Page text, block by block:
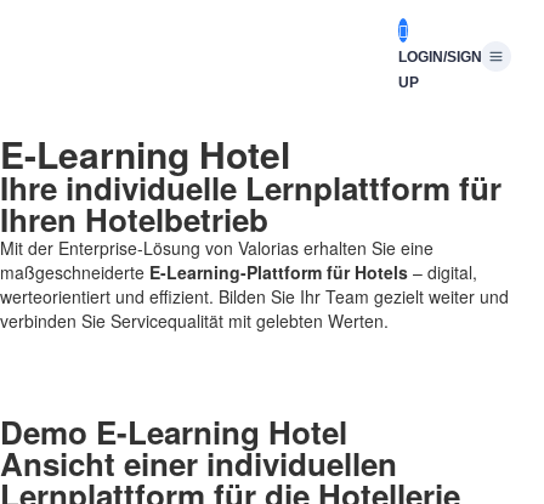
LOGIN/SIGN
UP
E-Learning Hotel
Ihre individuelle Lernplattform für
Ihren Hotelbetrieb
Mit der Enterprise-Lösung von Valorias erhalten Sie eine
maßgeschneiderte E-Learning-Plattform für Hotels – digital,
werteorientiert und effizient. Bilden Sie Ihr Team gezielt weiter und
verbinden Sie Servicequalität mit gelebten Werten.
Demo E-Learning Hotel
Ansicht einer individuellen
Lernplattform für die Hotellerie